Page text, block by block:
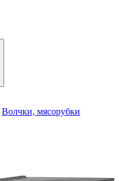
Волчки, мясорубки